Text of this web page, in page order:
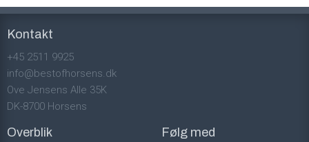
Kontakt
+45 2511 9925
info@bestofhorsens.dk
Ove Jensens Alle 35K
DK-8700 Horsens
Overblik Følg med